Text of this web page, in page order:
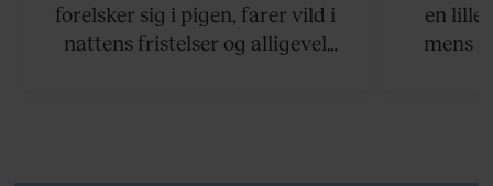
forelsker sig i pigen, farer vild i
nattens fristelser og alligevel
en lille
mens